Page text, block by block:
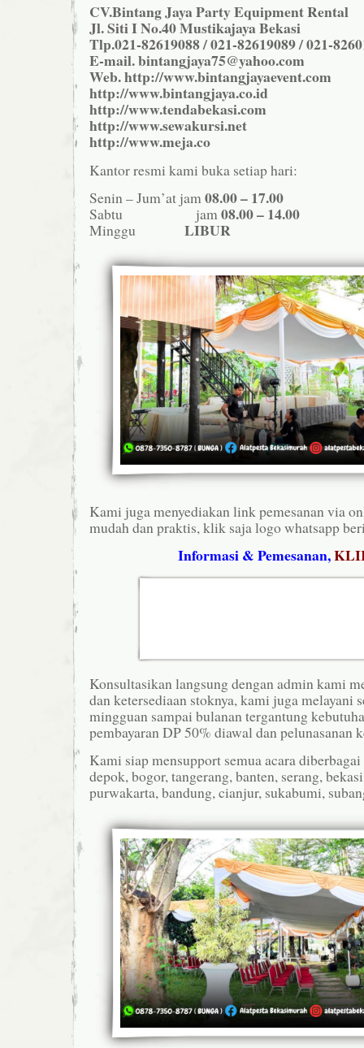
CV.Bintang Jaya Party Equipment Rental
Jl. Siti I No.40 Mustikajaya Bekasi
Tlp.021-82619088 / 021-82619089 / 021-
E-mail. bintangjaya75@yahoo.com
Web. http://www.bintangjayaevent.com
http://www.bintangjaya.co.id
http://www.tendabekasi.com
http://www.sewakursi.net
http://www.meja.co
Kantor resmi kami buka setiap hari:
Senin – Jum’at jam08.00 – 17.00
Sabtu jam08.00 – 14.00
Minggu LIBUR
Kami juga menyediakan link pemesanan via
mudah dan praktis, klik saja logo whatsapp
Informasi & Pemesanan,
Konsultasikan langsung dengan admin kami
dan ketersediaan stoknya, kami juga melayani
mingguan sampai bulanan tergantung
pembayaran DP 50% diawal dan pelunasanan
Kami siap mensupport semua acara
depok, bogor, tangerang, banten, serang,
purwakarta, bandung, cianjur, sukabumi,